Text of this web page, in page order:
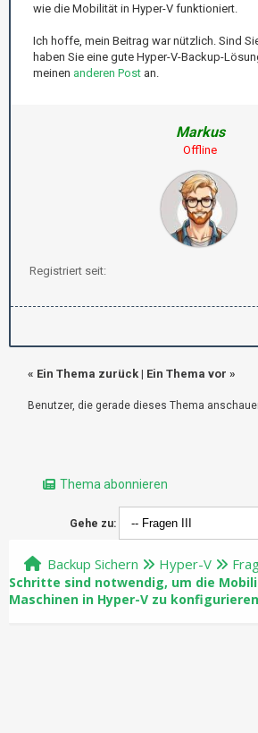
wie die Mobilität in Hyper-V funktioniert.
Ich hoffe, mein Beitrag war nützlich. Sind
haben Sie eine gute Hyper-V-Backup-
meinen anderen Post an.
Markus
Offline
Registriert seit:
« Ein Thema zurück | Ein Thema vor »
Benutzer, die gerade dieses Thema
Thema abonnieren
Gehe zu:
Backup Sichern Hyper-V
Schritte sind notwendig, um die
Maschinen in Hyper-V zu